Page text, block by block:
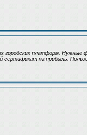
городских платформ. Нужные
на прибыль.